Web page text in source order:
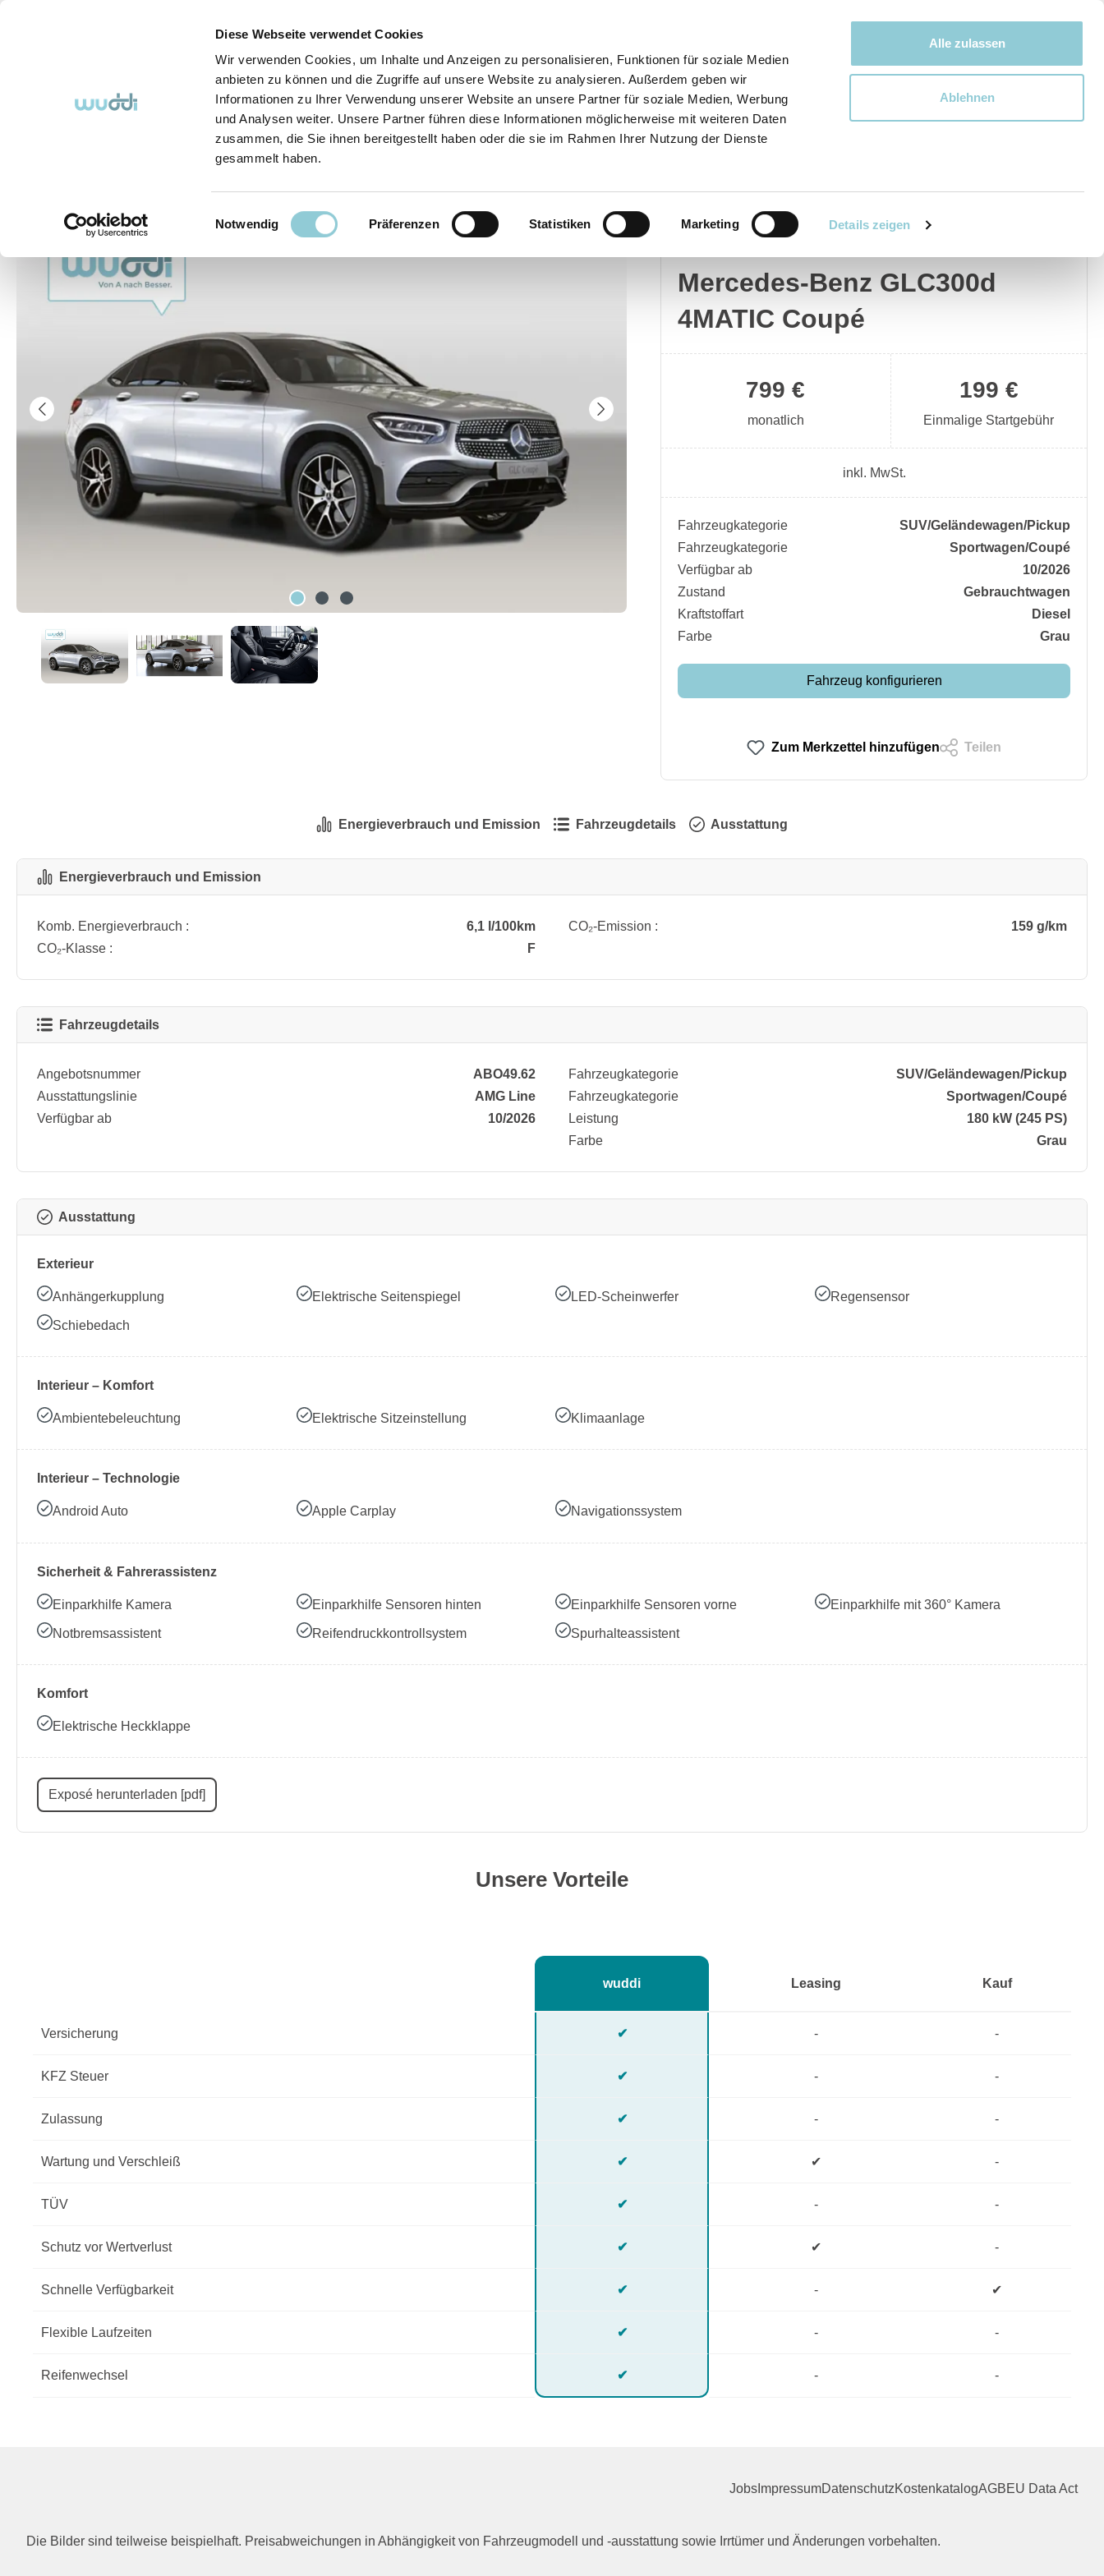
Diese Webseite verwendet Cookies
Wir verwenden Cookies, um Inhalte und Anzeigen zu personalisieren, Funktionen für soziale Medien
anbieten zu können und die Zugriffe auf unsere Website zu analysieren. Außerdem geben wir
Informationen zu Ihrer Verwendung unserer Website an unsere Partner für soziale Medien, Werbung
und Analysen weiter. Unsere Partner führen diese Informationen möglicherweise mit weiteren Daten
zusammen, die Sie ihnen bereitgestellt haben oder die sie im Rahmen Ihrer Nutzung der Dienste
gesammelt haben.
Einwilligungsauswahl
Notwendig Präferenzen Statistiken Marketing Details zeigen
Alle zulassen
Ablehnen
Bewegen bewegt uns!
Abo-Fahrzeuge So funktioniert's (FAQ) Über Uns Kontakt
Bildergalerie überspringen
Mercedes-Benz
Mercedes-Benz GLC300d
4MATIC Coupé
199 €
Einmalige Startgebühr
799 €
monatlich
inkl. MwSt.
Fahrzeugkategorie
SUV/​Geländewagen/​Pickup
Fahrzeugkategorie
Sportwagen/​Coupé
Verfügbar ab
10/2026
Zustand
Gebrauchtwagen
Kraftstoffart
Diesel
Farbe
Grau
Fahrzeug konfigurieren
Zum Merkzettel hinzufügen Teilen
Energieverbrauch und Emission Fahrzeugdetails Ausstattung
Energieverbrauch und Emission
Komb. Energieverbrauch : 6,1 l/100km CO₂-Emission :
159 g/km
CO₂-Klasse :
F
Fahrzeugdetails
Angebotsnummer
ABO49.62
Ausstattungslinie
AMG Line
Verfügbar ab
10/2026
Fahrzeugkategorie
SUV/​Geländewagen/​Pickup
Fahrzeugkategorie
Sportwagen/​Coupé
Leistung
180 kW (245 PS)
Farbe
Grau
Ausstattung
Exterieur
Anhängerkupplung Elektrische Seitenspiegel LED-Scheinwerfer Regensensor
Schiebedach
Interieur – Komfort
Ambientebeleuchtung Elektrische Sitzeinstellung Klimaanlage
Interieur – Technologie
Android Auto Apple Carplay Navigationssystem
Sicherheit & Fahrerassistenz
Einparkhilfe Kamera Einparkhilfe Sensoren hinten Einparkhilfe Sensoren vorne Einparkhilfe mit 360° Kamera
Notbremsassistent Reifendruckkontrollsystem Spurhalteassistent
Komfort
Elektrische Heckklappe
Exposé herunterladen [pdf]
Unsere Vorteile
wuddi Leasing Kauf
Versicherung ✔ - -
KFZ Steuer ✔ - -
Zulassung ✔ - -
Wartung und Verschleiß ✔ ✔ -
TÜV ✔ - -
Schutz vor Wertverlust ✔ ✔ -
Schnelle Verfügbarkeit ✔ - ✔
Flexible Laufzeiten ✔ - -
Reifenwechsel ✔ - -
Jobs ImpressumDatenschutzKostenkatalogAGBEU Data Act
Die Bilder sind teilweise beispielhaft. Preisabweichungen in Abhängigkeit von Fahrzeugmodell und -ausstattung sowie Irrtümer und Änderungen vorbehalten.